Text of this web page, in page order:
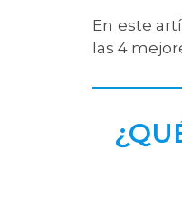
En este
las 4